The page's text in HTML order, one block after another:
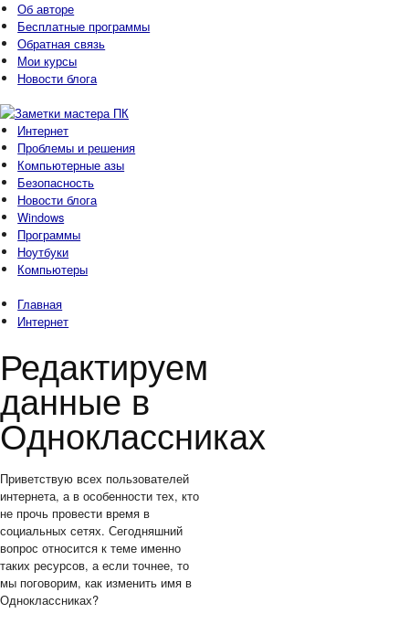
Об авторе
Бесплатные программы
Обратная связь
Мои курсы
Новости блога
Интернет
Проблемы и решения
Компьютерные азы
Безопасность
Новости блога
Windows
Программы
Ноутбуки
Компьютеры
Главная
Интернет
Редактируем
данные в
Одноклассниках
Приветствую всех пользователей
интернета, а в особенности тех, кто
не прочь провести время в
социальных сетях. Сегодняшний
вопрос относится к теме именно
таких ресурсов, а если точнее, то
мы поговорим, как изменить имя в
Одноклассниках?